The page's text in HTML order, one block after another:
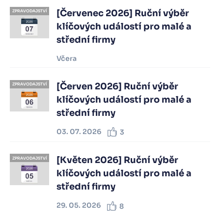
ZPRAVODAJSTVÍ
[Červenec 2026] Ruční výběr
klíčových událostí pro malé a
střední firmy
Včera
ZPRAVODAJSTVÍ
[Červen 2026] Ruční výběr
klíčových událostí pro malé a
střední firmy
03. 07. 2026 3
ZPRAVODAJSTVÍ
[Květen 2026] Ruční výběr
klíčových událostí pro malé a
střední firmy
29. 05. 2026 8